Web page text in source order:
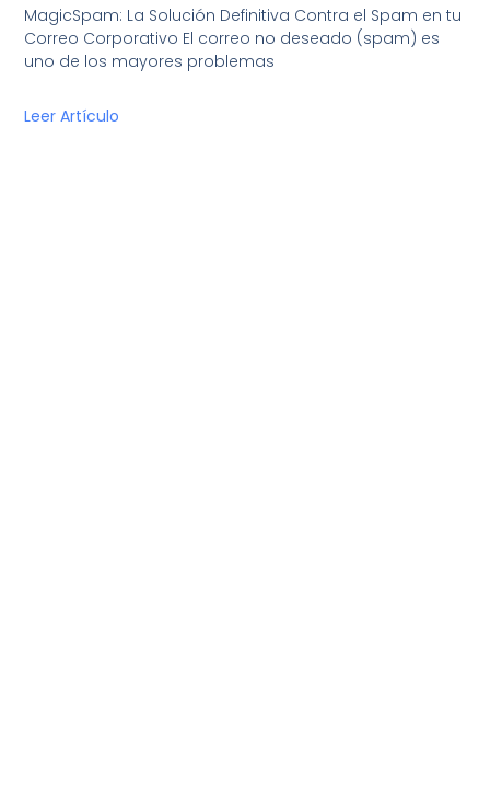
MagicSpam: La Solución Definitiva Contra el Spam en tu
Correo Corporativo El correo no deseado (spam) es
uno de los mayores problemas
Leer Artículo